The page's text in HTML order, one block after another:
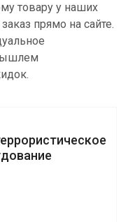
товару у наших
прямо на сайте.